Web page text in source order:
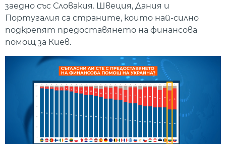
заедно със Словакия. Швеция, Дания и
Португалия са страните, които най-силно
подкрепят предоставянето на финансова
помощ за Киев.